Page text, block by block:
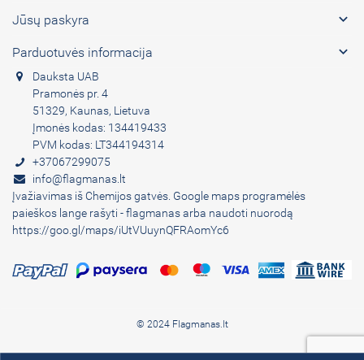
Jūsų paskyra 
Parduotuvės informacija 
Dauksta UAB
Pramonės pr. 4
51329, Kaunas, Lietuva
Įmonės kodas: 134419433
PVM kodas: LT344194314
+37067299075
info@flagmanas.lt
Įvažiavimas iš Chemijos gatvės. Google maps programėlės
paieškos lange rašyti - flagmanas arba naudoti nuorodą
https://goo.gl/maps/iUtVUuynQFRAomYc6
© 2024 Flagmanas.lt